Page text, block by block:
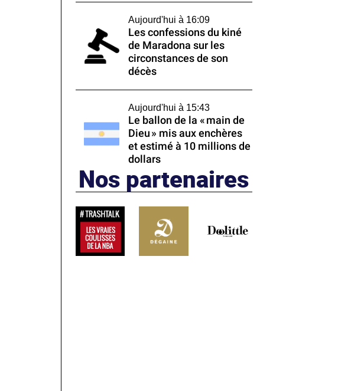
Aujourd'hui à 16:09
Les confessions du kiné
de Maradona sur les
circonstances de son
décès
Aujourd'hui à 15:43
Le ballon de la « main de
Dieu » mis aux enchères
et estimé à 10 millions de
dollars
Nos partenaires